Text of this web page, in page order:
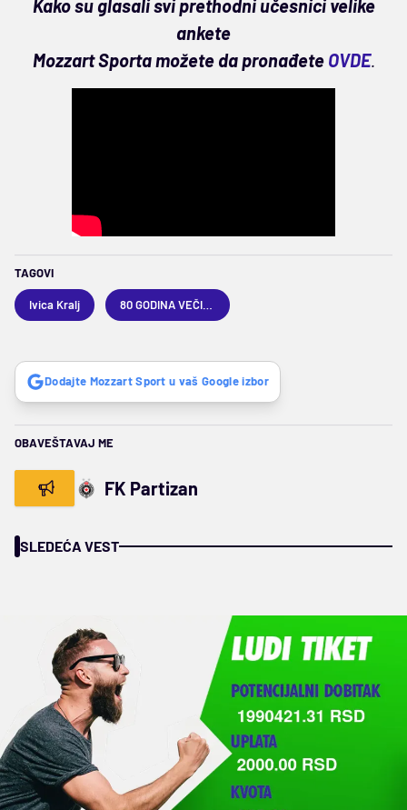
Kako su glasali svi prethodni učesnici velike
ankete
Mozzart Sporta možete da pronađete OVDE.
TAGOVI
Ivica Kralj
Dodajte Mozzart Sport u vaš Google izbor
OBAVEŠTAVAJ ME
FK Partizan
SLEDEĆA VEST